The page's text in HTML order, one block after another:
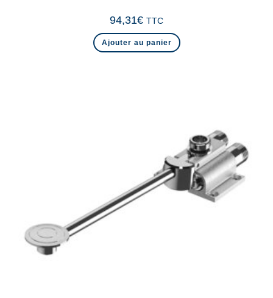
94,31€ TTC
Ajouter au panier